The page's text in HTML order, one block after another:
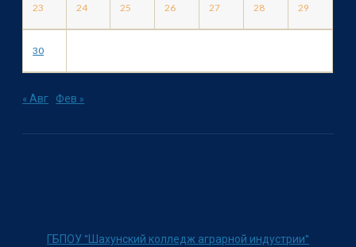
23 24 25 26 27 28 29
30
« Авг Фев »
ГБПОУ "Шахунский колледж аграрной индустрии"